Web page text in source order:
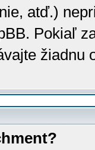
atď.)
Pokiaľ
žiadnu